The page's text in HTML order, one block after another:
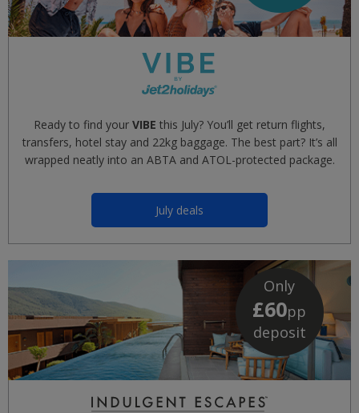
Ready to find your VIBE this July? You’ll get return flights,
transfers, hotel stay and 22kg baggage. The best part? It’s all
wrapped neatly into an ABTA and ATOL-protected package.
July deals
Only
£60pp
deposit